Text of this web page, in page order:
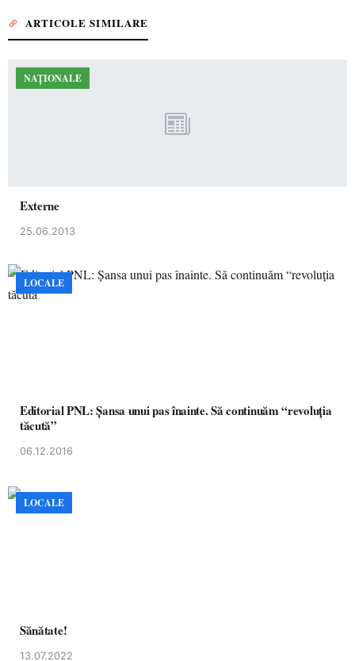
ARTICOLE SIMILARE
NAȚIONALE
Externe
25.06.2013
LOCALE
Editorial PNL: Șansa unui pas înainte. Să continuăm “revoluția
tăcută”
06.12.2016
LOCALE
Sănătate!
13.07.2022